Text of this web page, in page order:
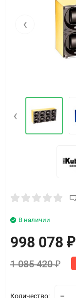
‹
‹
В наличии
998 078 ₽
1 085 420₽
Количество: